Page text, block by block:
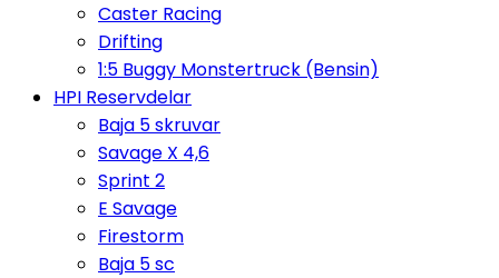
Caster Racing
Drifting
1:5 Buggy Monstertruck (Bensin)
HPI Reservdelar
Baja 5 skruvar
Savage X 4,6
Sprint 2
E Savage
Firestorm
Baja 5 sc